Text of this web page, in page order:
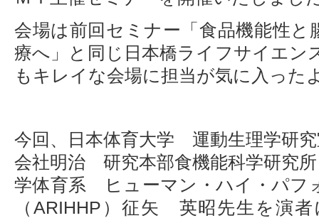
会場は前回セミナー「食品機能性と
療へ」と同じ日本橋ライフサイエン
もキレイな会場に担当が気に入った
今回、日本体育大学 運動生理学研
会社明治 研究本部食機能科学研究
学体育系 ヒューマン・ハイ・パフ
（ARIHHP）征矢 英昭先生を演